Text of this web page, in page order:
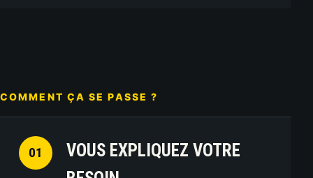
COMMENT ÇA SE PASSE ?
01
VOUS EXPLIQUEZ VOTRE